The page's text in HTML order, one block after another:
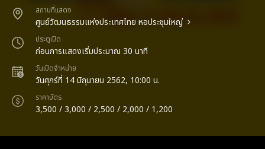
สถานที่แสดง
ศูนย์วัฒนธรรมแห่งประเทศไทย หอประชุมใหญ่
ประตูเปิด
ก่อนการแสดงเริ่มประมาณ 30 นาที
วันเปิดจำหน่าย
วันศุกร์ที่ 14 มิถุนายน 2562, 10:00 น.
ราคาบัตร
3,500 / 3,000 / 2,500 / 2,000 / 1,200